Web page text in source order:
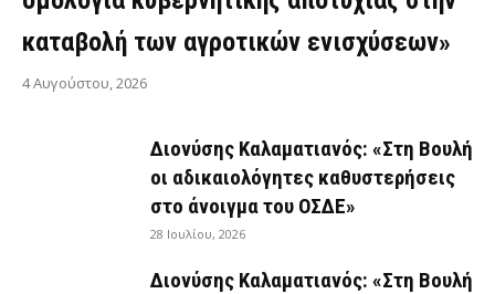
καταβολή των αγροτικών ενισχύσεων»
4 Αυγούστου, 2026
Διονύσης Καλαματιανός: «Στη Βουλή
οι αδικαιολόγητες καθυστερήσεις
στο άνοιγμα του ΟΣΔΕ»
28 Ιουλίου, 2026
Διονύσης Καλαματιανός: «Στη Βουλή